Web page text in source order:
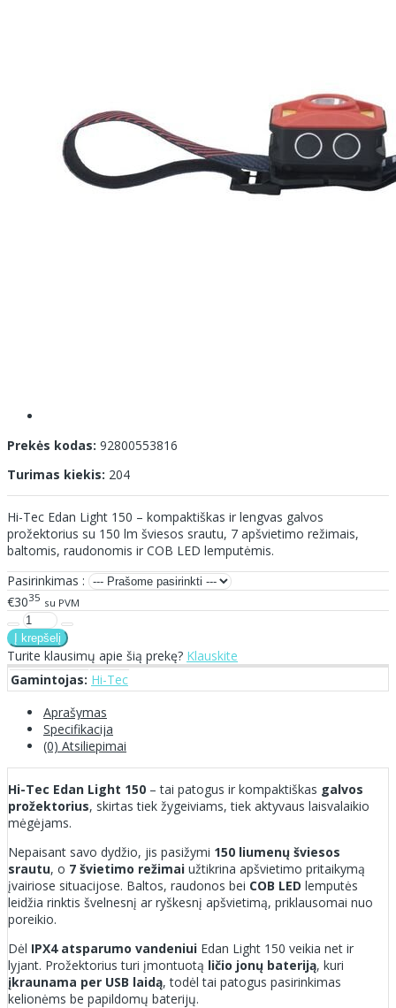
Prekės kodas: 92800553816
Turimas kiekis: 204
Hi-Tec Edan Light 150 – kompaktiškas ir lengvas galvos
prožektorius su 150 lm šviesos srautu, 7 apšvietimo režimais,
baltomis, raudonomis ir COB LED lemputėmis.
Pasirinkimas :
€3035 su PVM
Turite klausimų apie šią prekę? Klauskite
Gamintojas: Hi-Tec
Aprašymas
Specifikacija
(0) Atsiliepimai
Hi-Tec Edan Light 150 – tai patogus ir kompaktiškas galvos
prožektorius, skirtas tiek žygeiviams, tiek aktyvaus laisvalaikio
mėgėjams.
Nepaisant savo dydžio, jis pasižymi 150 liumenų šviesos
srautu, o 7 švietimo režimai užtikrina apšvietimo pritaikymą
įvairiose situacijose. Baltos, raudonos bei COB LED lemputės
leidžia rinktis švelnesnį ar ryškesnį apšvietimą, priklausomai nuo
poreikio.
Dėl IPX4 atsparumo vandeniui Edan Light 150 veikia net ir
lyjant. Prožektorius turi įmontuotą ličio jonų bateriją, kuri
įkraunama per USB laidą, todėl tai patogus pasirinkimas
kelionėms be papildomų baterijų.